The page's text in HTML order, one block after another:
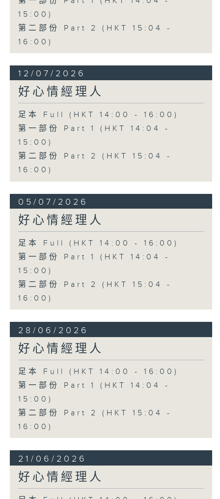
15:00)
第二部份 Part 2 (HKT 15:04 -
16:00)
12/07/2026
好心情經理人
足本 Full (HKT 14:00 - 16:00)
第一部份 Part 1 (HKT 14:04 -
15:00)
第二部份 Part 2 (HKT 15:04 -
16:00)
05/07/2026
好心情經理人
足本 Full (HKT 14:00 - 16:00)
第一部份 Part 1 (HKT 14:04 -
15:00)
第二部份 Part 2 (HKT 15:04 -
16:00)
28/06/2026
好心情經理人
足本 Full (HKT 14:00 - 16:00)
第一部份 Part 1 (HKT 14:04 -
15:00)
第二部份 Part 2 (HKT 15:04 -
16:00)
21/06/2026
好心情經理人